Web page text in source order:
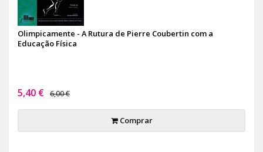
Olimpicamente - A Rutura de Pierre Coubertin com a
Educação Física
5,40 € 6,00 €
Comprar